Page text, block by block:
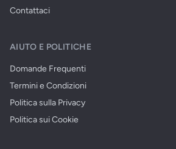
Contattaci
AIUTO E POLITICHE
Domande Frequenti
Termini e Condizioni
Politica sulla Privacy
Politica sui Cookie